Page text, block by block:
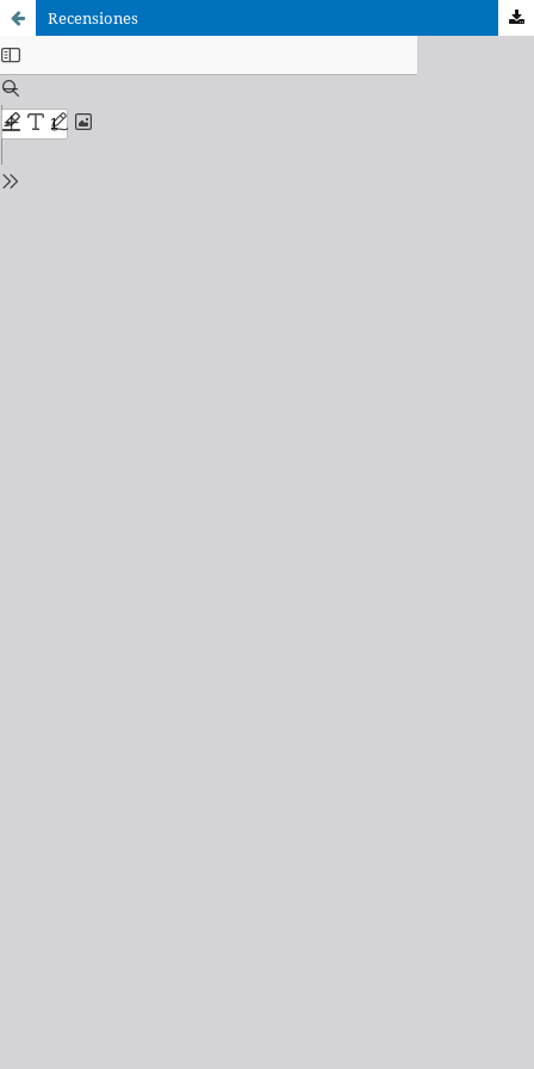
Recensiones